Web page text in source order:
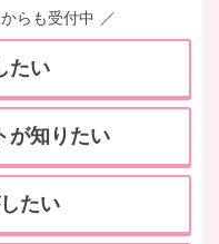
らも受付中
たい
が知りたい
たい